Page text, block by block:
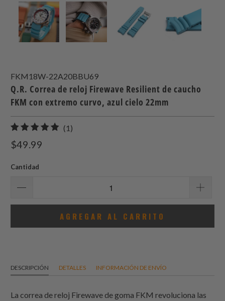
FKM18W-22A20BBU69
Q.R. Correa de reloj Firewave Resilient de caucho
FKM con extremo curvo, azul cielo 22mm
(1)
$49.99
Cantidad
AGREGAR AL CARRITO
DESCRIPCIÓN DETALLES INFORMACIÓN DE ENVÍO
La correa de reloj Firewave de goma FKM revoluciona las